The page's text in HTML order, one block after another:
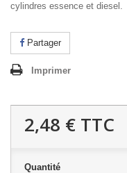
cylindres essence et diesel.
Partager
Imprimer
2,48 € TTC
Quantité